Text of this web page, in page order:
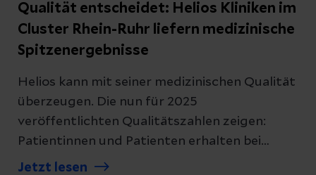
Qualität entscheidet: Helios Kliniken im
Cluster Rhein-Ruhr liefern medizinische
Spitzenergebnisse
Helios kann mit seiner medizinischen Qualität
überzeugen. Die nun für 2025
veröffentlichten Qualitätszahlen zeigen:
Patientinnen und Patienten erhalten bei
Helios eine Versorgung auf höchstem
Jetzt lesen